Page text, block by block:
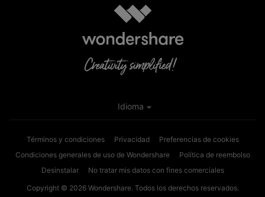
Términos y condiciones Privacidad
Preferencias de cookies
Condiciones generales de uso de Wondershare
Política de reembolso
Desinstalar
No tratar mis datos con fines comerciales
Copyright © 2026 Wondershare. Todos los derechos reservados.
Idioma